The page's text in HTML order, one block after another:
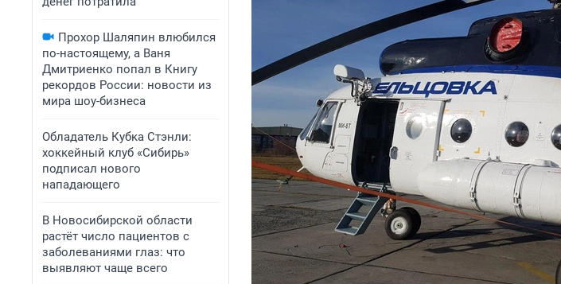
Прохор Шаляпин влюбился
по-настоящему, а Ваня
Дмитриенко попал в Книгу
рекордов России: новости из
мира шоу-бизнеса
Обладатель Кубка Стэнли:
хоккейный клуб «Сибирь»
подписал нового
нападающего
В Новосибирской области
растёт число пациентов с
заболеваниями глаз: что
выявляют чаще всего